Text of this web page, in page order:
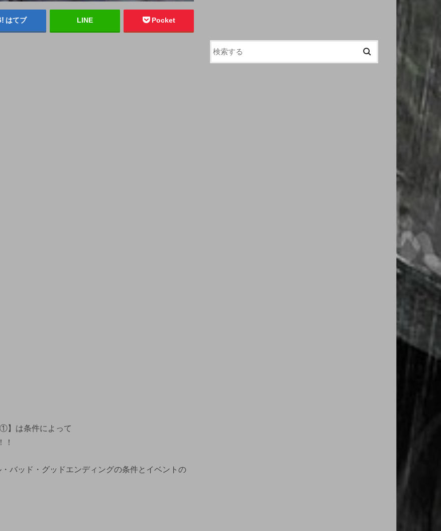
はてブ LINE Pocket
】は条件によって
！
バッド・グッドエンディングの条件とイベントの